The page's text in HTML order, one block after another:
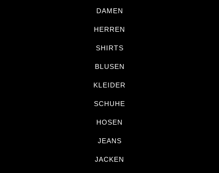
DAMEN
HERREN
SHIRTS
BLUSEN
KLEIDER
SCHUHE
HOSEN
JEANS
JACKEN